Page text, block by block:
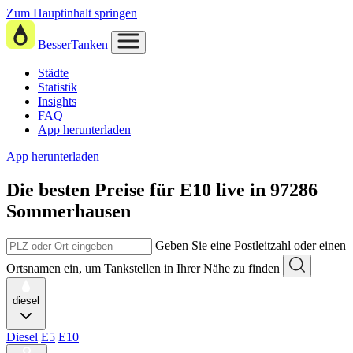
Zum Hauptinhalt springen
BesserTanken
Städte
Statistik
Insights
FAQ
App herunterladen
App herunterladen
Die besten Preise für E10 live in 97286
Sommerhausen
Geben Sie eine Postleitzahl oder einen
Ortsnamen ein, um Tankstellen in Ihrer Nähe zu finden
diesel
Diesel E5 E10